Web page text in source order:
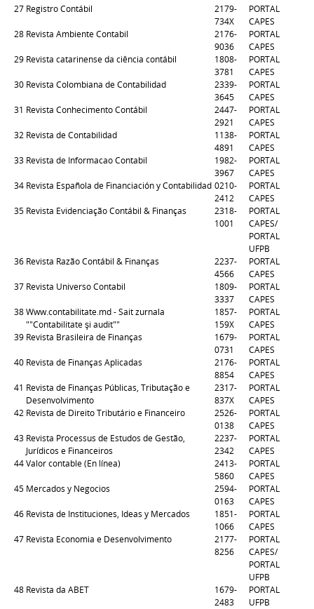
27 Registro Contábil
2179-
734X
PORTAL
CAPES
28 Revista Ambiente Contabil
2176-
9036
PORTAL
CAPES
29 Revista catarinense da ciência contábil
1808-
3781
PORTAL
CAPES
30 Revista Colombiana de Contabilidad
2339-
3645
PORTAL
CAPES
31 Revista Conhecimento Contábil
2447-
2921
PORTAL
CAPES
32 Revista de Contabilidad
1138-
4891
PORTAL
CAPES
33 Revista de Informacao Contabil
1982-
3967
PORTAL
CAPES
34 Revista Española de Financiación y Contabilidad 0210-
2412
PORTAL
CAPES
35 Revista Evidenciação Contábil & Finanças
2318-
1001
PORTAL
CAPES/
PORTAL
UFPB
36 Revista Razão Contábil & Finanças
2237-
4566
PORTAL
CAPES
37 Revista Universo Contabil
1809-
3337
PORTAL
CAPES
38Www.contabilitate.md - Sait zurnala
""Contabilitate şi audit""
1857-
159X
PORTAL
CAPES
39 Revista Brasileira de Finanças
1679-
0731
PORTAL
CAPES
40 Revista de Finanças Aplicadas
2176-
8854
PORTAL
CAPES
41 Revista de Finanças Públicas, Tributação e
Desenvolvimento
2317-
837X
PORTAL
CAPES
42 Revista de Direito Tributário e Financeiro
2526-
0138
PORTAL
CAPES
43 Revista Processus de Estudos de Gestão,
Jurídicos e Financeiros
2237-
2342
PORTAL
CAPES
44Valor contable (En línea)
2413-
5860
PORTAL
CAPES
45 Mercados y Negocios
2594-
0163
PORTAL
CAPES
46 Revista de Instituciones, Ideas y Mercados
1851-
1066
PORTAL
CAPES
47 Revista Economia e Desenvolvimento
2177-
8256
PORTAL
CAPES/
PORTAL
UFPB
48 Revista da ABET
1679-
2483
PORTAL
UFPB